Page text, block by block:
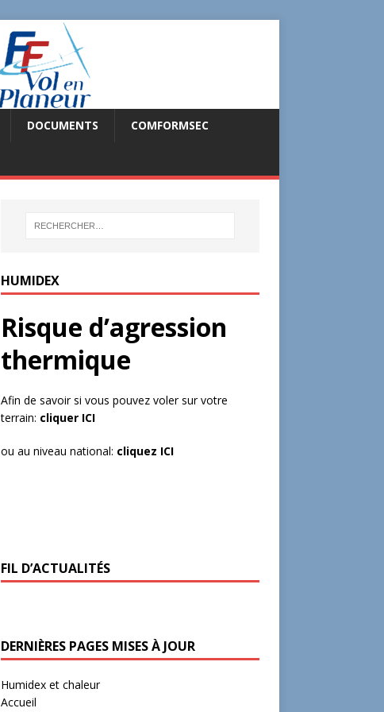
DOCUMENTS COMFORMSEC
HUMIDEX
Risque d’agression
thermique
Afin de savoir si vous pouvez voler sur votre
terrain: cliquer ICI
ou au niveau national: cliquez ICI
FIL D’ACTUALITÉS
DERNIÈRES PAGES MISES À JOUR
Humidex et chaleur
Accueil